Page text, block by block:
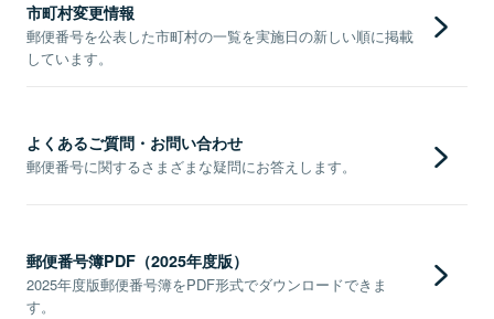
市町村変更情報
郵便番号を公表した市町村の一覧を実施日の新しい順に掲載
しています。
よくあるご質問・お問い合わせ
郵便番号に関するさまざまな疑問にお答えします。
郵便番号簿PDF（2025年度版）
2025年度版郵便番号簿をPDF形式でダウンロードできま
す。